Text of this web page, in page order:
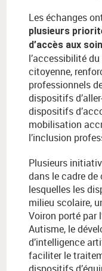
Les échanges
plusieurs
d’accès aux
l’accessibilité
citoyenne,
professionnels
dispositifs
dispositifs
mobilisation
l’inclusion
Plusieurs
dans le cadre
lesquelles les
milieu scolaire,
Voiron porté par
Autisme, le
d’intelligence
faciliter le